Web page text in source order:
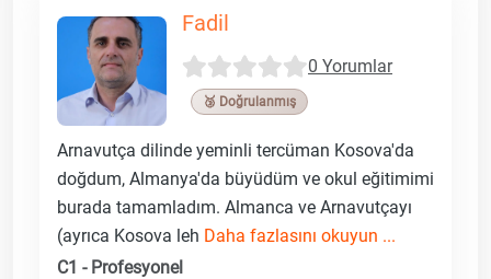
Fadil
0 Yorumlar
🥉 Doğrulanmış
Arnavutça dilinde yeminli tercüman Kosova'da
doğdum, Almanya'da büyüdüm ve okul eğitimimi
burada tamamladım. Almanca ve Arnavutçayı
(ayrıca Kosova leh Daha fazlasını okuyun ...
C1 - Profesyonel